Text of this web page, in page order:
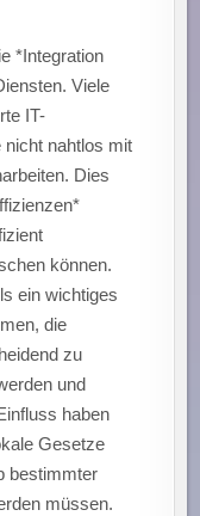
*Integration
Viele
IT-
nicht nahtlos mit
Dies
können.
ein wichtiges
die
zu
und
haben
Gesetze
bestimmter
müssen.